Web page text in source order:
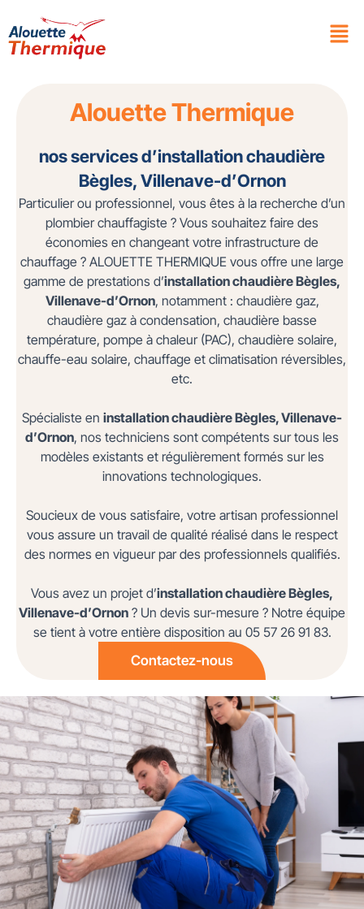
Alouette Thermique
nos services d’installation chaudière
Bègles, Villenave-d’Ornon
Particulier ou professionnel, vous êtes à la recherche d’un
plombier chauffagiste ? Vous souhaitez faire des
économies en changeant votre infrastructure de
chauffage ? ALOUETTE THERMIQUE vous offre une large
gamme de prestations d’installation chaudière Bègles,
Villenave-d’Ornon, notamment : chaudière gaz,
chaudière gaz à condensation, chaudière basse
température, pompe à chaleur (PAC), chaudière solaire,
chauffe-eau solaire, chauffage et climatisation réversibles,
etc.
Spécialiste en installation chaudièreBègles, Villenave-
d’Ornon, nos techniciens sont compétents sur tous les
modèles existants et régulièrement formés sur les
innovations technologiques.
Soucieux de vous satisfaire, votre artisan professionnel
vous assure un travail de qualité réalisé dans le respect
des normes en vigueur par des professionnels qualifiés.
Vous avez un projet d’installation chaudière Bègles,
Villenave-d’Ornon ? Un devis sur-mesure ? Notre équipe
se tient à votre entière disposition au 05 57 26 91 83.
Contactez-nous